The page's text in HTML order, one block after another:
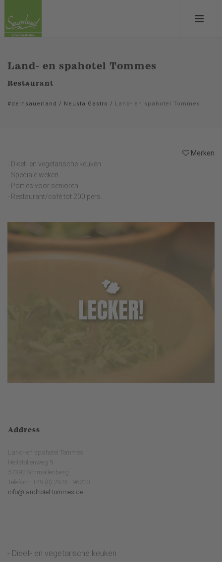
Land- en spahotel Tommes
Restaurant
#deinsauerland / Neusta Gastro / Land- en spahotel Tommes
Merken
- Dieet- en vegetarische keuken
- Speciale weken
- Porties voor senioren
- Restaurant/café tot 200 pers...
Address
Land- en spahotel Tommes
Heilstollenweg 9
57392 Schmallenberg
Telefoon: +49 (0) 2975 - 96220
info@landhotel-tommes.de
- Dieet- en vegetarische keuken